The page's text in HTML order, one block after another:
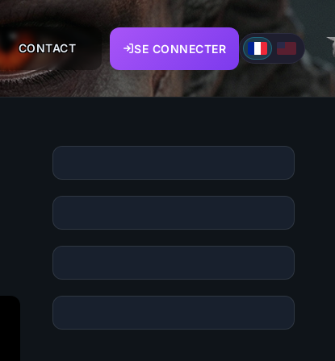
CONTACT SE CONNECTER